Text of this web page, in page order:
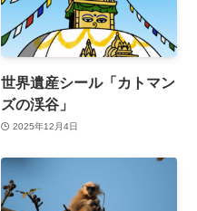
世界遺産シール「カトマン
ズの渓谷」
2025年12月4日